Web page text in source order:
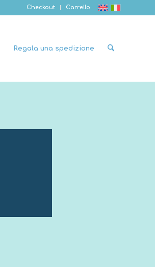
Checkout Carrello
Regala una spedizione